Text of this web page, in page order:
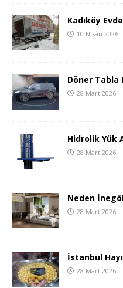
Kadıköy
10 Nisan 2026
Döner
28 Mart 2026
Hidrolik Yük
28 Mart 2026
Neden
28 Mart 2026
İstanbul
28 Mart 2026